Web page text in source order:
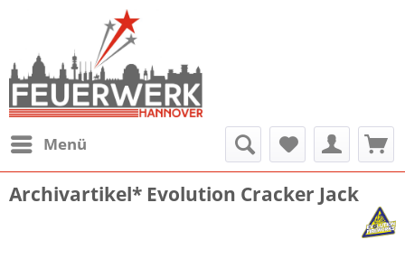
Menü
Archivartikel* Evolution Cracker Jack